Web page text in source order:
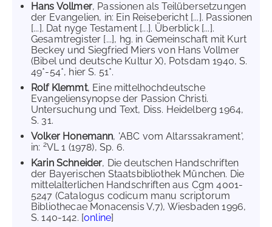
Hans Vollmer, Passionen als Teilübersetzungen
der Evangelien, in: Ein Reisebericht [...]. Passionen
[...]. Dat nyge Testament [...]. Überblick [...].
Gesamtregister [...], hg. in Gemeinschaft mit Kurt
Beckey und Siegfried Miers von Hans Vollmer
(Bibel und deutsche Kultur X), Potsdam 1940, S.
49*-54*, hier S. 51*.
Rolf Klemmt, Eine mittelhochdeutsche
Evangeliensynopse der Passion Christi.
Untersuchung und Text, Diss. Heidelberg 1964,
S. 31.
Volker Honemann, 'ABC vom Altarssakrament',
in: 2VL 1 (1978), Sp. 6.
Karin Schneider, Die deutschen Handschriften
der Bayerischen Staatsbibliothek München. Die
mittelalterlichen Handschriften aus Cgm 4001-
5247 (Catalogus codicum manu scriptorum
Bibliothecae Monacensis V,7), Wiesbaden 1996,
S. 140-142. [online]